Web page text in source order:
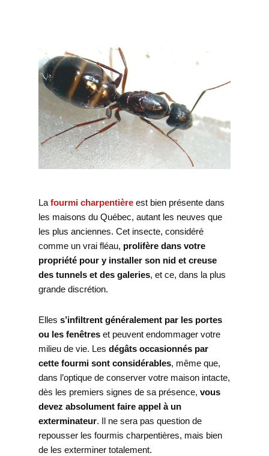
Lafourmi charpentière est bien présente dans
les maisons du Québec, autant les neuves que
les plus anciennes. Cet insecte, considéré
comme un vrai fléau, prolifère dans votre
propriété pour y installer son nid et creuse
des tunnels et des galeries, et ce, dans la plus
grande discrétion.
Elless’infiltrent généralement par les portes
ou les fenêtres et peuvent endommager votre
milieu de vie. Lesdégâts occasionnés par
cette fourmi sont considérables, même que,
dans l’optique de conserver votre maison intacte,
dès les premiers signes de sa présence,vous
devez absolument faire appel à un
exterminateur. Il ne sera pas question de
repousser les fourmis charpentières, mais bien
de les exterminer totalement.